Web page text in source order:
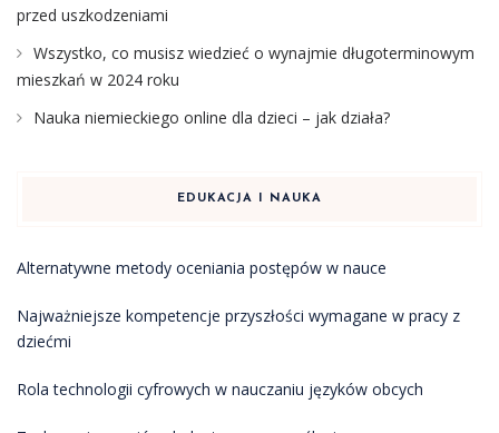
przed uszkodzeniami
Wszystko, co musisz wiedzieć o wynajmie długoterminowym
mieszkań w 2024 roku
Nauka niemieckiego online dla dzieci – jak działa?
EDUKACJA I NAUKA
Alternatywne metody oceniania postępów w nauce
Najważniejsze kompetencje przyszłości wymagane w pracy z
dziećmi
Rola technologii cyfrowych w nauczaniu języków obcych